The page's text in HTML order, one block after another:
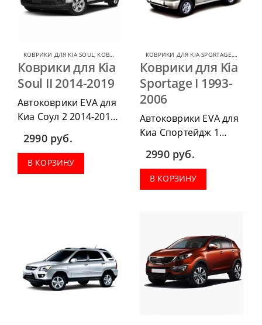
КОВРИКИ ДЛЯ KIA SOUL, КОВРИКИ ДЛЯ KIA
Коврики для Kia
Soul II 2014-2019
Автоковрики EVA для
Киа Соул 2 2014-2019
комплектации:
водительский коврик,
комплект передних,
2990 руб.
В КОРЗИНУ
КОВРИКИ ДЛЯ KIA SPORTAGE,
Коврики для Kia
Sportage I 1993-
2006
Автоковрики EVA для
Киа Спортейдж 1
приобрести в
комплектации:
водительский коврик,
2990 руб.
В КОРЗИНУ